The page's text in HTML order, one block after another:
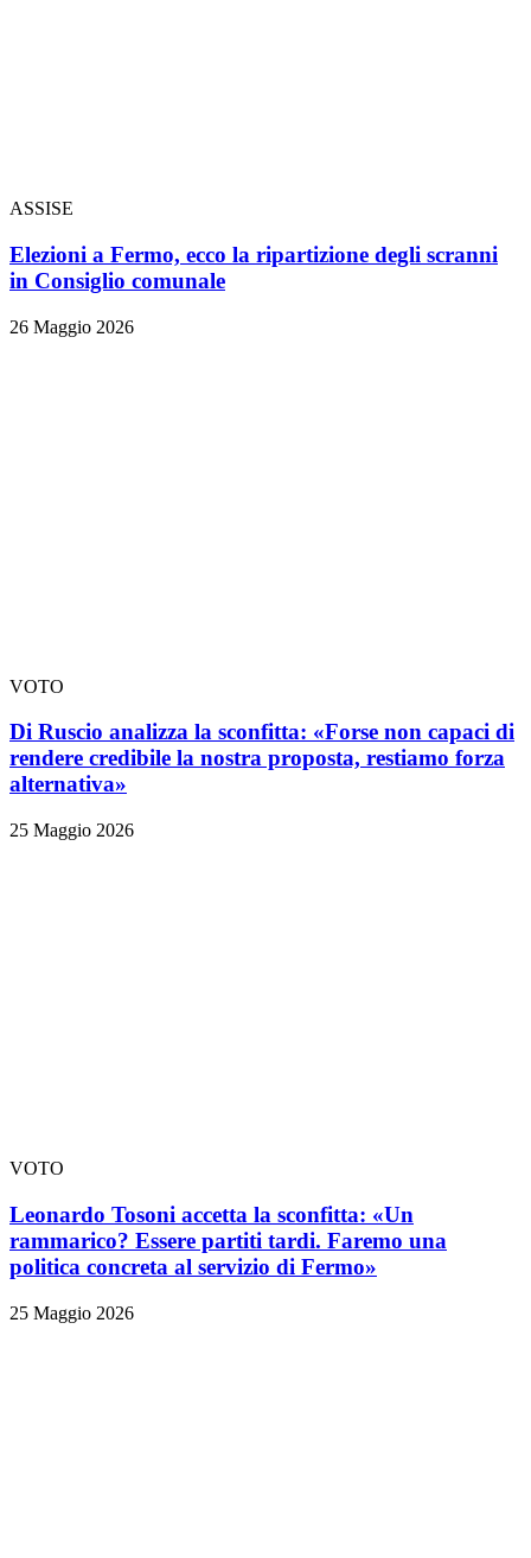
ASSISE
Elezioni a Fermo, ecco la ripartizione degli scranni
in Consiglio comunale
26 Maggio 2026
VOTO
Di Ruscio analizza la sconfitta: «Forse non capaci di
rendere credibile la nostra proposta, restiamo forza
alternativa»
25 Maggio 2026
VOTO
Leonardo Tosoni accetta la sconfitta: «Un
rammarico? Essere partiti tardi. Faremo una
politica concreta al servizio di Fermo»
25 Maggio 2026